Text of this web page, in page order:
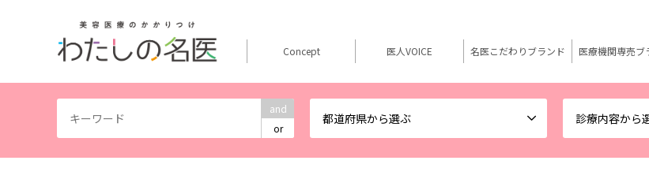
and
or
都道府県から選ぶ 診療内容から
Concept 医人VOICE 名医こだわりブランド 医療機関専売ブ